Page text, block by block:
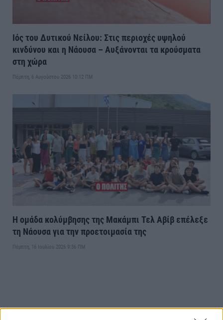
Ιός του Δυτικού Νείλου: Στις περιοχές υψηλού
κινδύνου και η Νάουσα – Αυξάνονται τα κρούσματα
στη χώρα
Πέμπτη, 6 Αυγούστου 2026 10:12 ΠΜ
Η ομάδα κολύμβησης της Μακάμπι Τελ Αβίβ επέλεξε
τη Νάουσα για την προετοιμασία της
Πέμπτη, 16 Ιουλίου 2026 9:36 ΠΜ